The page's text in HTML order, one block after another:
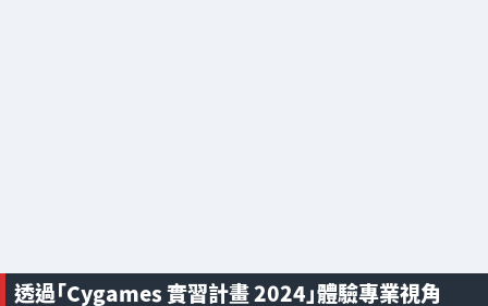
透過「Cygames 實習計畫 2024」體驗專業視角